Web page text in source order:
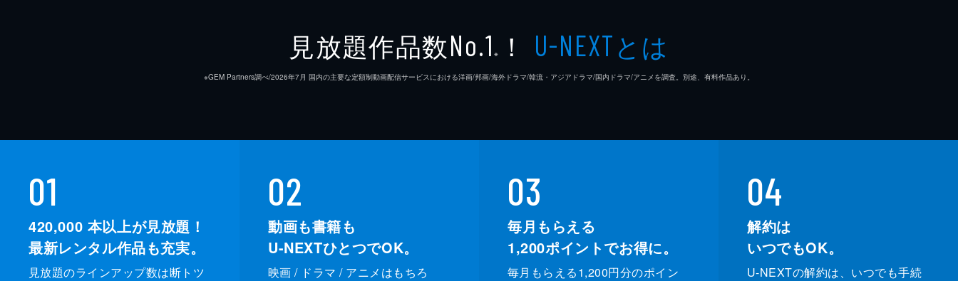
見放題作品数No.1 ※ ！ U-NEXTとは
※GEM Partners調べ/2026年7⽉ 国内の主要な定額制動画配信サービスにおける洋画/邦画/海外ドラマ/韓流・アジアドラマ/国内ドラマ/アニメを調査。別途、有料作品あり。
01
420,000 本以上が見放題！
最新レンタル作品も充実。
見放題のラインアップ数は断トツ
02
動画も書籍も
U-NEXTひとつでOK。
映画 / ドラマ / アニメはもちろ
03
毎月もらえる
1,200ポイントでお得に。
毎月もらえる1,200円分のポイン
04
解約は
いつでもOK。
U-NEXTの解約は、いつでも手続